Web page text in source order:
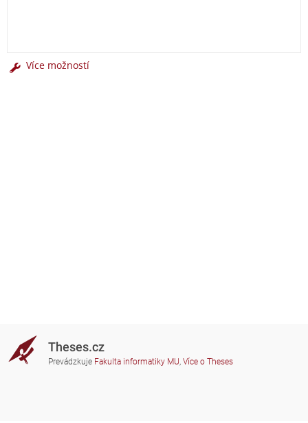
Více možností
Theses.cz
Prevádzkuje Fakulta informatiky MU, Více o Theses